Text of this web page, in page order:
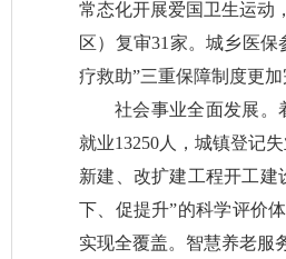
常态化开展爱国卫生运动
区）复审31家。城乡医
疗救助”三重保障制度更加
社会事业全面发展。
就业13250人，城镇登记
新建、改扩建工程开工建
下、促提升”的科学评价
实现全覆盖。智慧养老服